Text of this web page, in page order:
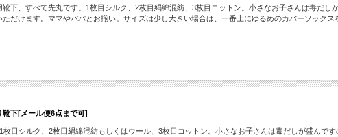
下、すべて先丸です。1枚目シルク、2枚目絹綿混紡、3枚目コットン。小さなお子さんは毒だ
だけます。ママやパパとお揃い。サイズは少し大きい場合は、一番上にゆるめのカバーソック
靴下[メール便6点まで可]
目シルク、2枚目絹綿混紡もしくはウール、3枚目コットン。小さなお子さんは毒だしが盛んで